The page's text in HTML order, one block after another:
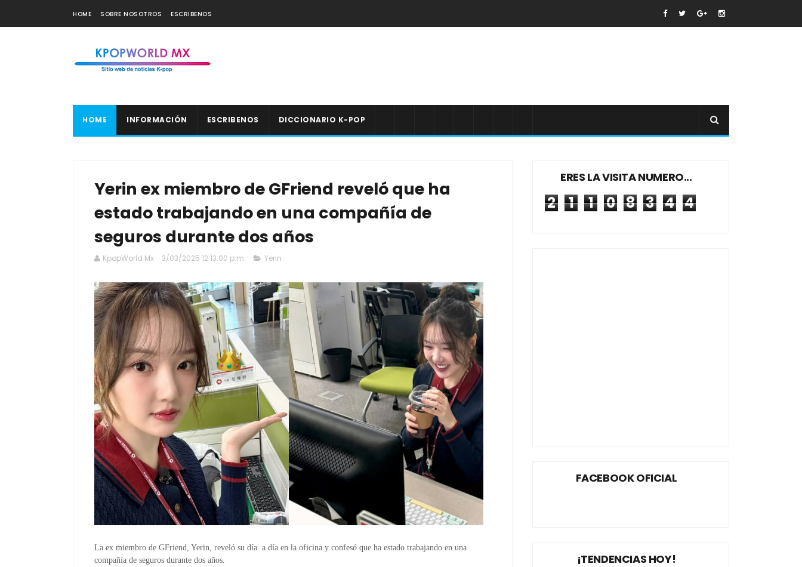
HOME SOBRE NOSOTROS ESCRIBENOS
HOME INFORMACIÓN ESCRIBENOS DICCIONARIO K-POP
Yerin ex miembro de GFriend reveló que ha
estado trabajando en una compañía de
seguros durante dos años
KpopWorld Mx 3/03/2025 12:13:00 p.m. Yerin
La ex miembro de GFriend, Yerin, reveló su día a día en la oficina y confesó que ha estado trabajando en una
compañía de seguros durante dos años.
ERES LA VISITA NUMERO...
2 1 1 0 8 3 4 4
FACEBOOK OFICIAL
¡TENDENCIAS HOY!